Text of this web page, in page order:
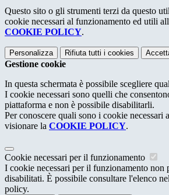
Questo sito o gli strumenti terzi da questo
cookie necessari al funzionamento ed utili
COOKIE POLICY.
Personalizza Rifiuta tutti i cookies
Gestione cookie
In questa schermata è possibile scegliere
I cookie necessari sono quelli che
piattaforma e non è possibile disabilitarli.
Per conoscere quali sono i cookie necessari
visionare la COOKIE POLICY.
Cookie necessari per il funzionamento
I cookie necessari per il funzionamento non
disabilitati. È possibile consultare l'elenco
policy.